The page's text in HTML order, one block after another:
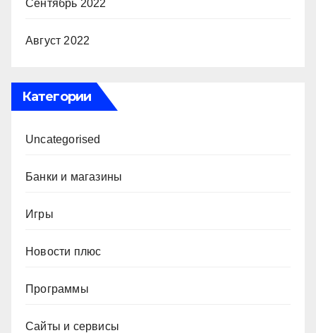
Сентябрь 2022
Август 2022
Категории
Uncategorised
Банки и магазины
Игры
Новости плюс
Программы
Сайты и сервисы